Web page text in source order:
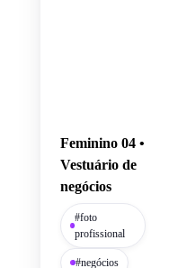
Feminino 04 •
Vestuário de
negócios
#foto
profissional
#negócios